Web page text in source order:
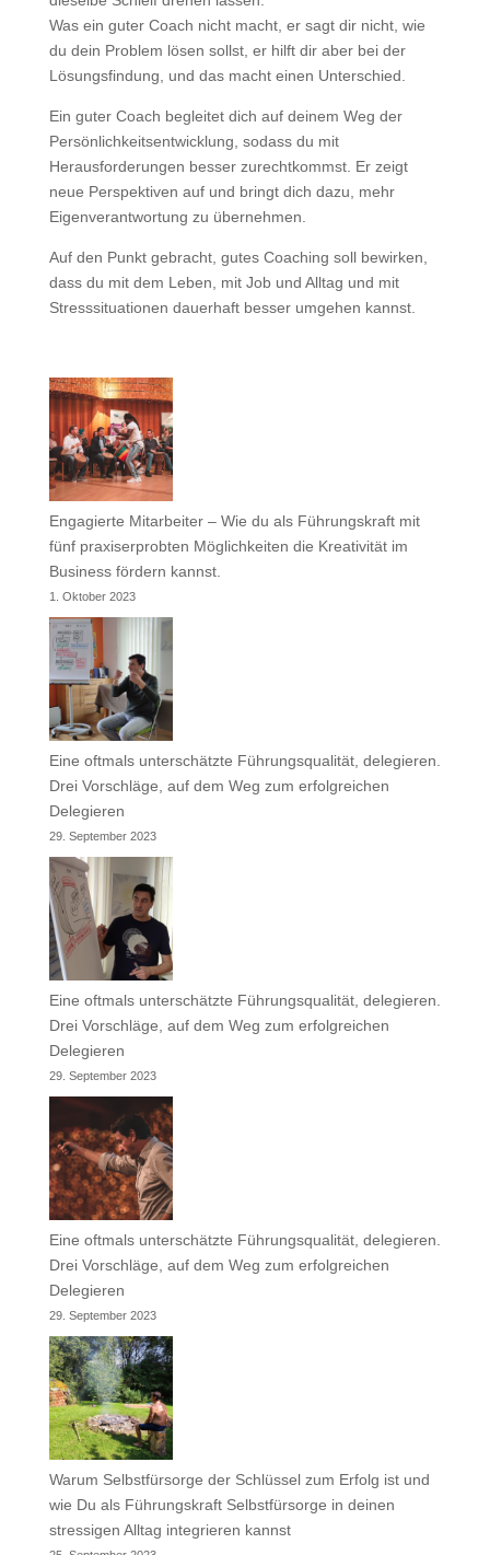
Was ein guter Coach nicht macht, er sagt dir nicht, wie
du dein Problem lösen sollst, er hilft dir aber bei der
Lösungsfindung, und das macht einen Unterschied.
Ein guter Coach begleitet dich auf deinem Weg der
Persönlichkeitsentwicklung, sodass du mit
Herausforderungen besser zurechtkommst. Er zeigt
neue Perspektiven auf und bringt dich dazu, mehr
Eigenverantwortung zu übernehmen.
Auf den Punkt gebracht, gutes Coaching soll bewirken,
dass du mit dem Leben, mit Job und Alltag und mit
Stresssituationen dauerhaft besser umgehen kannst.
Engagierte Mitarbeiter – Wie du als Führungskraft mit
fünf praxiserprobten Möglichkeiten die Kreativität im
Business fördern kannst.
1. Oktober 2023
Eine oftmals unterschätzte Führungsqualität, delegieren.
Drei Vorschläge, auf dem Weg zum erfolgreichen
Delegieren
29. September 2023
Eine oftmals unterschätzte Führungsqualität, delegieren.
Drei Vorschläge, auf dem Weg zum erfolgreichen
Delegieren
29. September 2023
Eine oftmals unterschätzte Führungsqualität, delegieren.
Drei Vorschläge, auf dem Weg zum erfolgreichen
Delegieren
29. September 2023
Warum Selbstfürsorge der Schlüssel zum Erfolg ist und
wie Du als Führungskraft Selbstfürsorge in deinen
stressigen Alltag integrieren kannst